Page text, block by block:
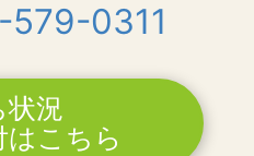
0311
状況
はこちら